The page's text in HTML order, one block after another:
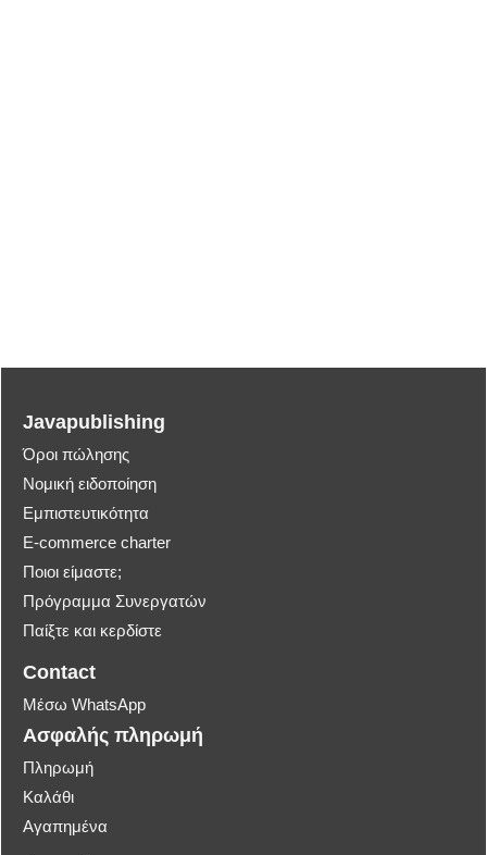
Javapublishing
Όροι πώλησης
Νομική ειδοποίηση
Εμπιστευτικότητα
E-commerce charter
Ποιοι είμαστε;
Πρόγραμμα Συνεργατών
Παίξτε και κερδίστε
Contact
Μέσω WhatsApp
Ασφαλής πληρωμή
Πληρωμή
Καλάθι
Αγαπημένα